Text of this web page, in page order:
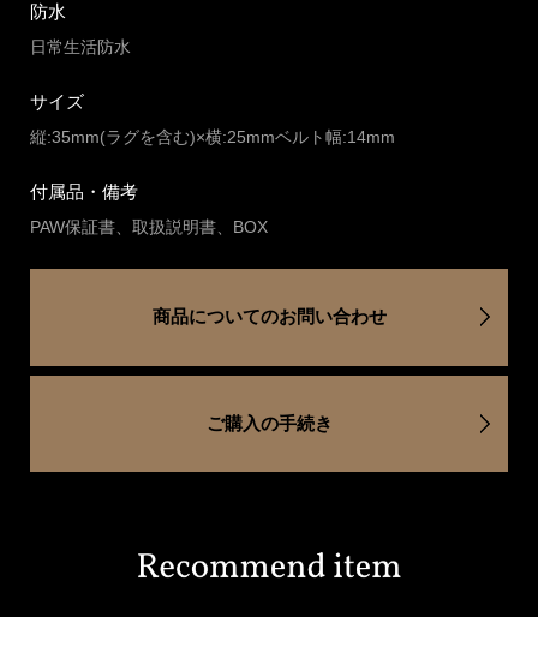
防水
日常生活防水
サイズ
縦:35mm(ラグを含む)×横:25mmベルト幅:14mm
付属品・備考
PAW保証書、取扱説明書、BOX
商品についてのお問い合わせ
ご購入の手続き